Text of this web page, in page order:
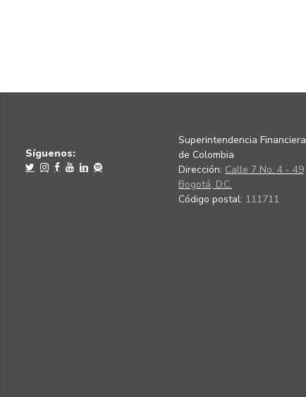
Síguenos:
Superintendencia Financiera
de Colombia
Dirección: Calle 7 No. 4 - 49
Bogotá, D.C.
Código postal: 111711